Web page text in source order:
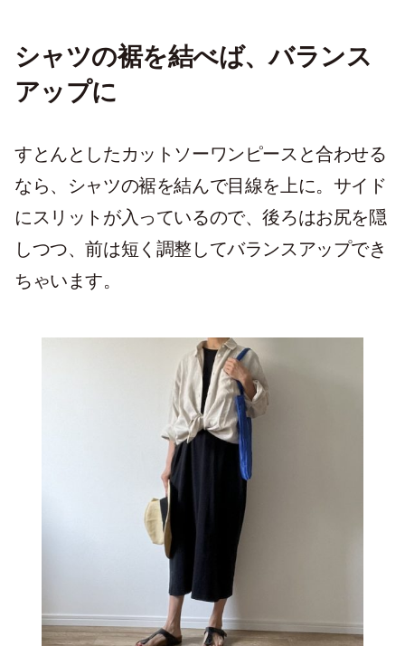
シャツの裾を結べば、バランス
アップに
すとんとしたカットソーワンピースと合わせる
なら、シャツの裾を結んで目線を上に。サイド
にスリットが入っているので、後ろはお尻を隠
しつつ、前は短く調整してバランスアップでき
ちゃいます。